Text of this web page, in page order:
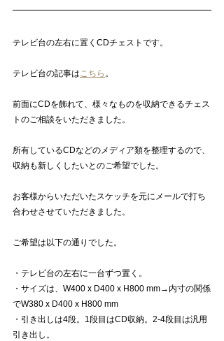
テレビ台の左右に置くCDチェストです。
テレビ台の記事はこちら 。
前面にCDを飾れて、様々なものを収納できるチェス
トのご相談をいただきました。
所有しているCDなどのメディア類を整理するので、
収納も新しくしたいとのご希望でした。
お客様からいただいたスケッチを元にメールで打ち
合わせさせていただきました。
ご希望は以下の通りでした。
・テレビ台の左右に一台ずつ置く。
・サイズは、 W400 x D400 x H800 mm→内寸の関係
でW380 x D400 x H800 mm
・引き出しは4段。1段目はCD収納。2-4段目は汎用
引き出し。